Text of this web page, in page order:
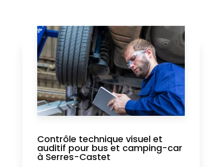
Contrôle technique visuel et
auditif pour bus et camping-car
à Serres-Castet